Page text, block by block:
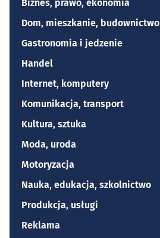
Biznes, prawo, ekonomia
Dom, mieszkanie, budownictwo
Gastronomia i jedzenie
Handel
Internet, komputery
Komunikacja, transport
Kultura, sztuka
Moda, uroda
Motoryzacja
Nauka, edukacja, szkolnictwo
Produkcja, usługi
Reklama